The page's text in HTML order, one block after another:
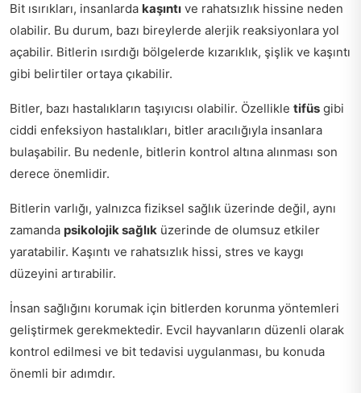
Bit ısırıkları, insanlarda kaşıntı ve rahatsızlık hissine neden
olabilir. Bu durum, bazı bireylerde alerjik reaksiyonlara yol
açabilir. Bitlerin ısırdığı bölgelerde kızarıklık, şişlik ve kaşıntı
gibi belirtiler ortaya çıkabilir.
Bitler, bazı hastalıkların taşıyıcısı olabilir. Özellikle tifüs gibi
ciddi enfeksiyon hastalıkları, bitler aracılığıyla insanlara
bulaşabilir. Bu nedenle, bitlerin kontrol altına alınması son
derece önemlidir.
Bitlerin varlığı, yalnızca fiziksel sağlık üzerinde değil, aynı
zamanda psikolojik sağlık üzerinde de olumsuz etkiler
yaratabilir. Kaşıntı ve rahatsızlık hissi, stres ve kaygı
düzeyini artırabilir.
İnsan sağlığını korumak için bitlerden korunma yöntemleri
geliştirmek gerekmektedir. Evcil hayvanların düzenli olarak
kontrol edilmesi ve bit tedavisi uygulanması, bu konuda
önemli bir adımdır.